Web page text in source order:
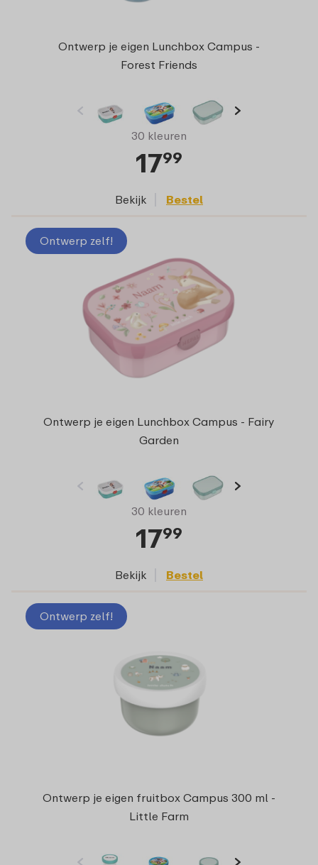
Ontwerp je eigen Lunchbox Campus -
Forest Friends
30 kleuren
1799
Bekijk Bestel
Ontwerp zelf!
Ontwerp je eigen Lunchbox Campus - Fairy
Garden
30 kleuren
1799
Bekijk Bestel
Ontwerp zelf!
Ontwerp je eigen fruitbox Campus 300 ml -
Little Farm